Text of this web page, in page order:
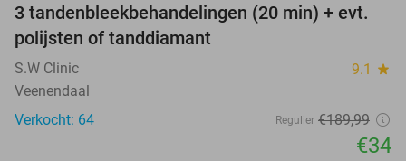
82%
3 tandenbleekbehandelingen (20 min) + evt.
polijsten of tanddiamant
S.W Clinic 9.1 star
Veenendaal
Verkocht: 64
Regulier €189,99
€34